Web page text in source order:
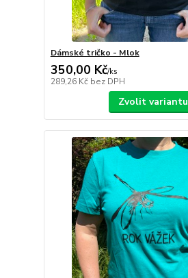
Dámské tričko - Mlok
350,00 Kč/ks
289,26 Kč bez DPH
Zvolit variantu